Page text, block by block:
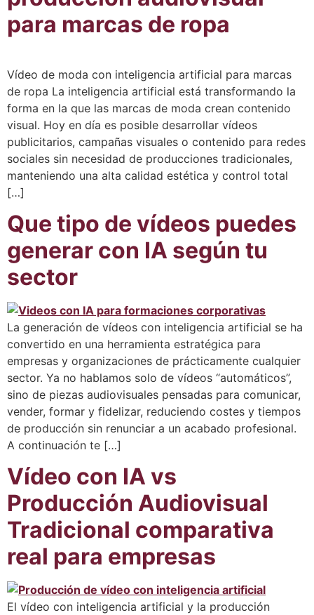
para marcas de ropa
Vídeo de moda con inteligencia artificial para marcas
de ropa La inteligencia artificial está transformando la
forma en la que las marcas de moda crean contenido
visual. Hoy en día es posible desarrollar vídeos
publicitarios, campañas visuales o contenido para redes
sociales sin necesidad de producciones tradicionales,
manteniendo una alta calidad estética y control total
[…]
Que tipo de vídeos puedes
generar con IA según tu
sector
La generación de vídeos con inteligencia artificial se ha
convertido en una herramienta estratégica para
empresas y organizaciones de prácticamente cualquier
sector. Ya no hablamos solo de vídeos “automáticos”,
sino de piezas audiovisuales pensadas para comunicar,
vender, formar y fidelizar, reduciendo costes y tiempos
de producción sin renunciar a un acabado profesional.
A continuación te […]
Vídeo con IA vs
Producción Audiovisual
Tradicional comparativa
real para empresas
El vídeo con inteligencia artificial y la producción